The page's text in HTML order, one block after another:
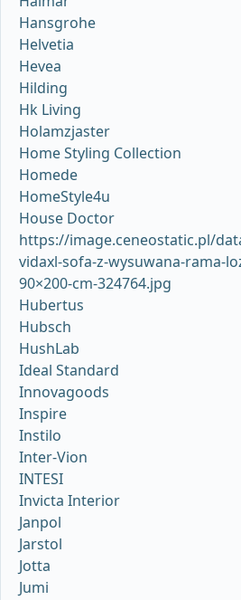
Hansgrohe
Helvetia
Hevea
Hilding
Hk Living
Holamzjaster
Home Styling Collection
Homede
HomeStyle4u
House Doctor
https://image.ceneostatic.pl/
vidaxl-sofa-z-wysuwana-rama-
90×200-cm-324764.jpg
Hubertus
Hubsch
HushLab
Ideal Standard
Innovagoods
Inspire
Instilo
Inter-Vion
INTESI
Invicta Interior
Janpol
Jarstol
Jotta
Jumi